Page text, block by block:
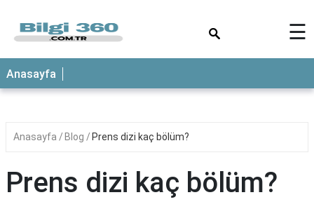
ANASAYFA
☰
Anasayfa
Anasayfa Blog Prens dizi kaç bölüm?
Prens dizi kaç bölüm?